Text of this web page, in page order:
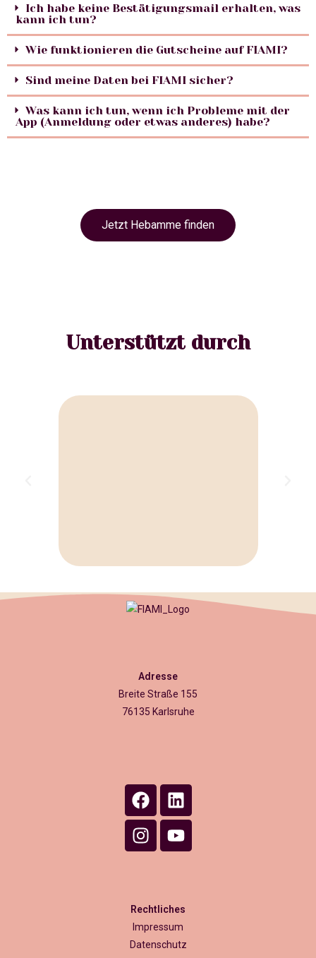
Ich habe keine Bestätigungsmail erhalten, was
kann ich tun?
Wie funktionieren die Gutscheine auf FIAMI?
Sind meine Daten bei FIAMI sicher?
Was kann ich tun, wenn ich Probleme mit der
App (Anmeldung oder etwas anderes) habe?
Jetzt Hebamme finden
Unterstützt durch
Adresse
Breite Straße 155
76135 Karlsruhe
Rechtliches
Impressum
Datenschutz